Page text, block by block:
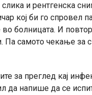
и рентгенска
кој би го спровел
болницата. И
Па самото чекање за
за преглед кај
да напише да се